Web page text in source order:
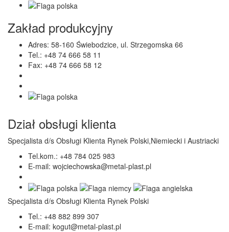
Zakład produkcyjny
Adres: 58-160 Świebodzice, ul. Strzegomska 66
Tel.: +48 74 666 58 11
Fax: +48 74 666 58 12
Dział obsługi klienta
Specjalista d/s Obsługi Klienta Rynek Polski,Niemiecki i Austriacki
Tel.kom.: +48 784 025 983
E-mail: wojciechowska@metal-plast.pl
Specjalista d/s Obsługi Klienta Rynek Polski
Tel.: +48 882 899 307
E-mail: kogut@metal-plast.pl